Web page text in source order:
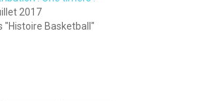
2017
"Histoire Basketball"